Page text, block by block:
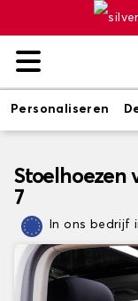
Personaliseren
Stoelhoezen
7
In ons bedrijf